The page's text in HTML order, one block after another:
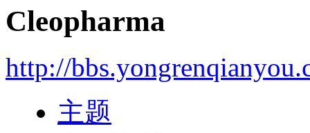
Cleopharma
http://
主题